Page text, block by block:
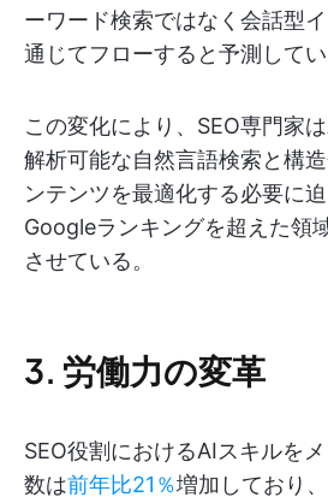
ーワード検索ではなく会話型
通じてフローすると予測してい
この変化により、SEO専門家
解析可能な自然言語検索と構
ンテンツを最適化する必要に
Googleランキングを超えた領
させている。
3. 労働力の変革
SEO役割におけるAIスキルを
数は前年比21％増加しており